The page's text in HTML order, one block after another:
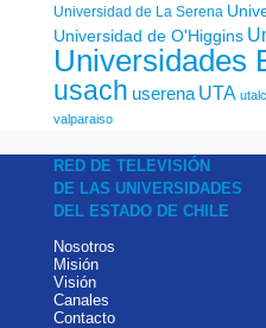
Universidad de La Serena
Universidad de O'Higgins
Universidades
usach userena UTA
valparaiso
RED DE TELEVISIÓN
DE LAS UNIVERSIDADES
DEL ESTADO DE CHILE
Nosotros
Misión
Visión
Canales
Contacto